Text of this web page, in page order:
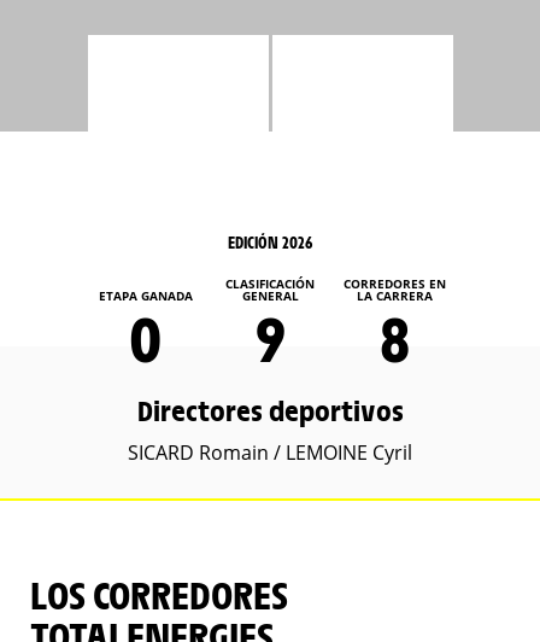
EDICIÓN 2026
ETAPA GANADA
0
CLASIFICACIÓN
GENERAL
9
CORREDORES EN
LA CARRERA
8
Directores deportivos
SICARD Romain / LEMOINE Cyril
LOS CORREDORES